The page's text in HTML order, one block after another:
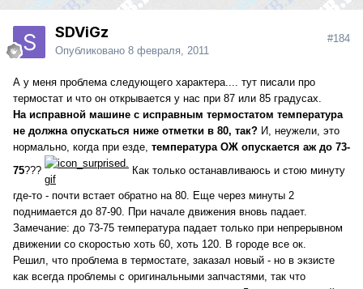
SDViGz
Опубликовано 8 февраля, 2011
#184
А у меня проблема следующего характера.... тут писали про
термостат и что он открывается у нас при 87 или 85 градусах.
На исправной машине с исправным термостатом температура
не должна опускаться ниже отметки в 80, так? И, неужели, это
нормально, когда при езде, температура ОЖ опускается аж до 73-
75??? Как только останавливаюсь и стою минуту
где-то - почти встает обратно на 80. Еще через минуты 2
поднимается до 87-90. При начале движения вновь падает.
Замечание: до 73-75 температура падает только при непрерывном
движении со скоростью хоть 60, хоть 120. В городе все ок.
Решил, что проблема в термостате, заказал новый - но в экзисте
как всегда проблемы с оригинальными запчастями, так что